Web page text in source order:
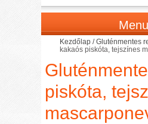
Menu
Kezdőlap /Gluténmentes
kakaós piskóta, tejszínes
piskóta,